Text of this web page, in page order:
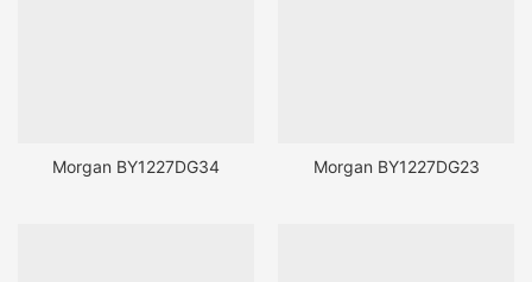
Morgan BY1227DG34 Morgan BY1227DG23